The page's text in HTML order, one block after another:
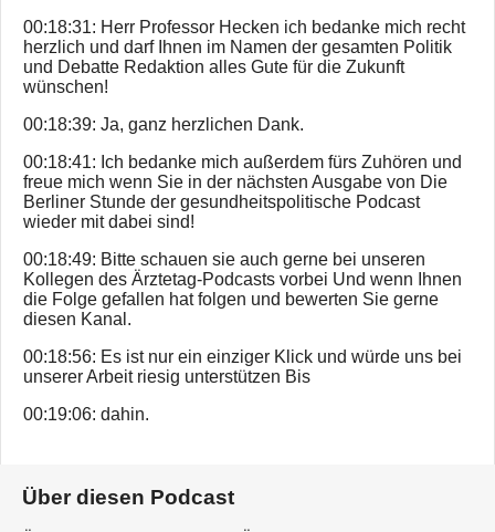
00:18:31: Herr Professor Hecken ich bedanke mich recht
herzlich und darf Ihnen im Namen der gesamten Politik
und Debatte Redaktion alles Gute für die Zukunft
wünschen!
00:18:39: Ja, ganz herzlichen Dank.
00:18:41: Ich bedanke mich außerdem fürs Zuhören und
freue mich wenn Sie in der nächsten Ausgabe von Die
Berliner Stunde der gesundheitspolitische Podcast
wieder mit dabei sind!
00:18:49: Bitte schauen sie auch gerne bei unseren
Kollegen des Ärztetag-Podcasts vorbei Und wenn Ihnen
die Folge gefallen hat folgen und bewerten Sie gerne
diesen Kanal.
00:18:56: Es ist nur ein einziger Klick und würde uns bei
unserer Arbeit riesig unterstützen Bis
00:19:06: dahin.
Über diesen Podcast